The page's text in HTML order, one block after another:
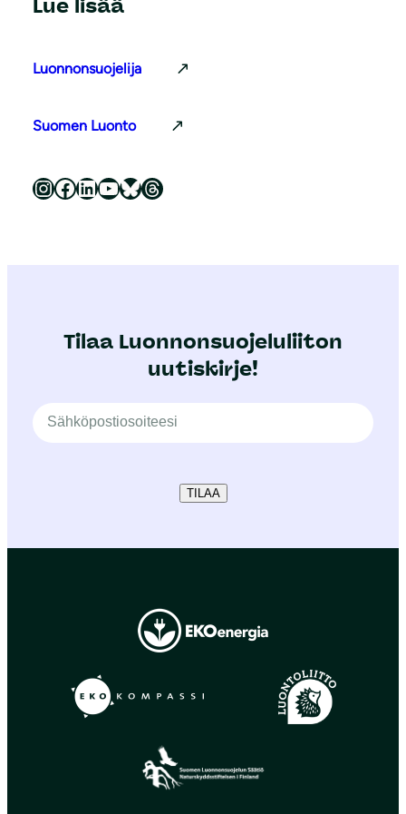
Lue lisää
Luonnonsuojelija
Suomen Luonto
Luonnonsuojeluliitto Instagramissa Luonnonsuojeluliitto Facebookissa Luonnonsuojeluliitto LinkedInissä Luonnonsuojeluliiton YouTube-kanava Luonnonsuojeluliitto Blueskyssa Luonnonsuojeluliitto Threadsissa
Tilaa Luonnonsuojeluliiton
uutiskirje!
TILAA